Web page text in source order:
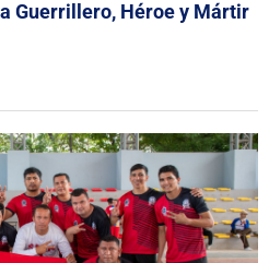
Guerrillero, Héroe y Mártir